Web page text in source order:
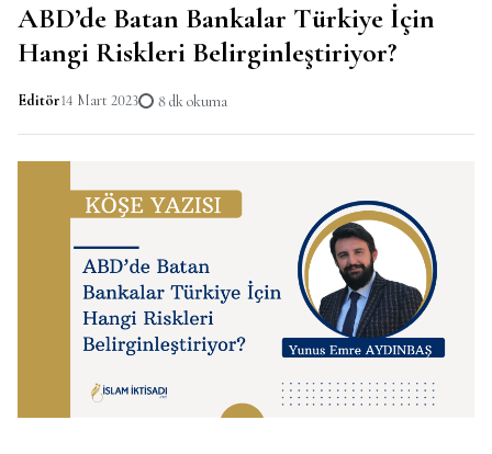
ABD’de Batan Bankalar Türkiye İçin
Hangi Riskleri Belirginleştiriyor?
Editör14 Mart 2023 8 dk okuma